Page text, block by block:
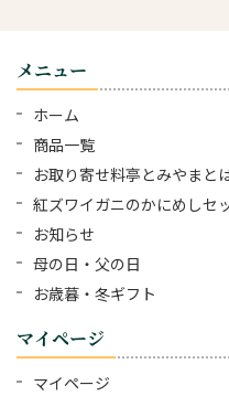
メニュー
ホーム
商品一覧
お取り寄せ料亭とみやまと
紅ズワイガニのかにめしセ
お知らせ
母の日・父の日
お歳暮・冬ギフト
マイページ
マイページ